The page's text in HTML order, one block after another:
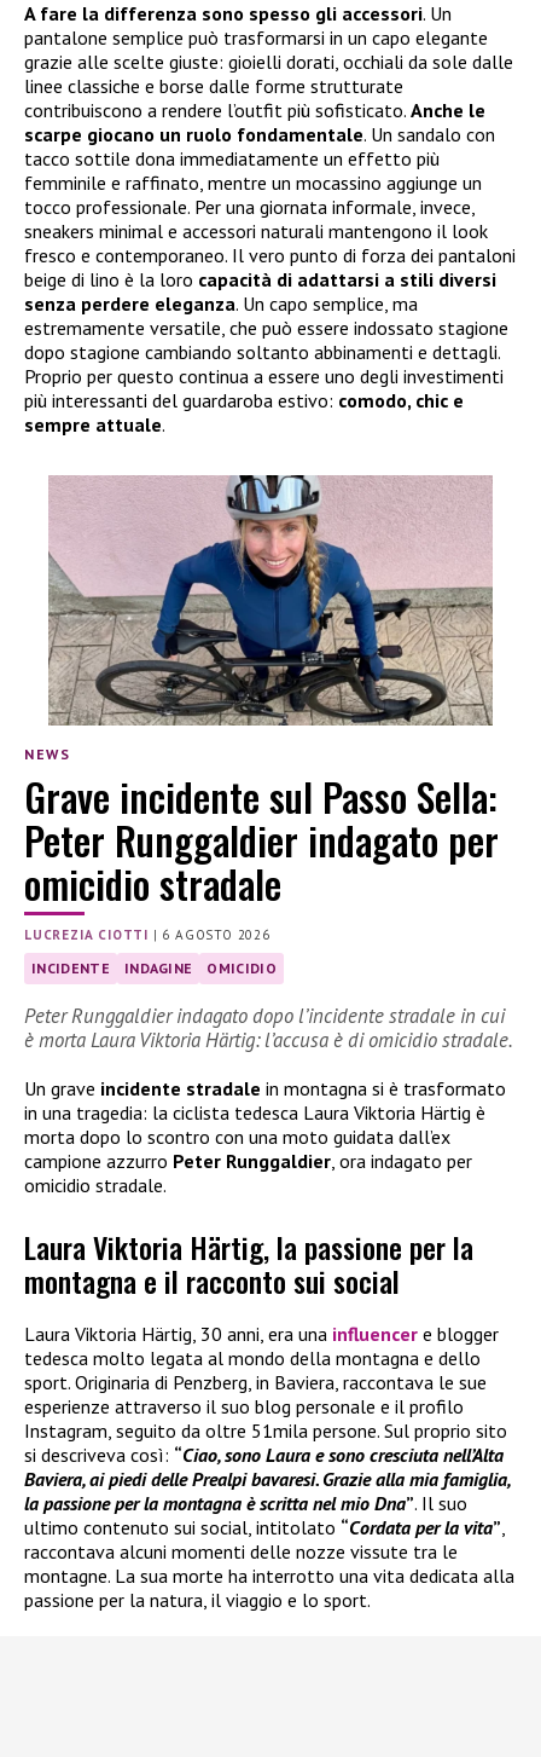
A fare la differenza sono spesso gli accessori. Un
pantalone semplice può trasformarsi in un capo elegante
grazie alle scelte giuste: gioielli dorati, occhiali da sole dalle
linee classiche e borse dalle forme strutturate
contribuiscono a rendere l’outfit più sofisticato. Anche le
scarpe giocano un ruolo fondamentale. Un sandalo con
tacco sottile dona immediatamente un effetto più
femminile e raffinato, mentre un mocassino aggiunge un
tocco professionale. Per una giornata informale, invece,
sneakers minimal e accessori naturali mantengono il look
fresco e contemporaneo. Il vero punto di forza dei pantaloni
beige di lino è la loro capacità di adattarsi a stili diversi
senza perdere eleganza. Un capo semplice, ma
estremamente versatile, che può essere indossato stagione
dopo stagione cambiando soltanto abbinamenti e dettagli.
Proprio per questo continua a essere uno degli investimenti
più interessanti del guardaroba estivo: comodo, chic e
sempre attuale.
NEWS
Grave incidente sul Passo Sella:
Peter Runggaldier indagato per
omicidio stradale
LUCREZIA CIOTTI | 6 AGOSTO 2026
INCIDENTE INDAGINE OMICIDIO
Peter Runggaldier indagato dopo l’incidente stradale in cui
è morta Laura Viktoria Härtig: l’accusa è di omicidio stradale.
Un grave incidente stradale in montagna si è trasformato
in una tragedia: la ciclista tedesca Laura Viktoria Härtig è
morta dopo lo scontro con una moto guidata dall’ex
campione azzurro Peter Runggaldier, ora indagato per
omicidio stradale.
Laura Viktoria Härtig, la passione per la
montagna e il racconto sui social
Laura Viktoria Härtig, 30 anni, era una influencer e blogger
tedesca molto legata al mondo della montagna e dello
sport. Originaria di Penzberg, in Baviera, raccontava le sue
esperienze attraverso il suo blog personale e il profilo
Instagram, seguito da oltre 51mila persone. Sul proprio sito
si descriveva così: “Ciao, sono Laura e sono cresciuta nell’Alta
Baviera, ai piedi delle Prealpi bavaresi. Grazie alla mia famiglia,
la passione per la montagna è scritta nel mio Dna”. Il suo
ultimo contenuto sui social, intitolato “Cordata per la vita”
raccontava alcuni momenti delle nozze vissute tra le
montagne. La sua morte ha interrotto una vita dedicata alla
passione per la natura, il viaggio e lo sport.